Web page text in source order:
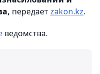
передаетzakon.kz.
ведомства.